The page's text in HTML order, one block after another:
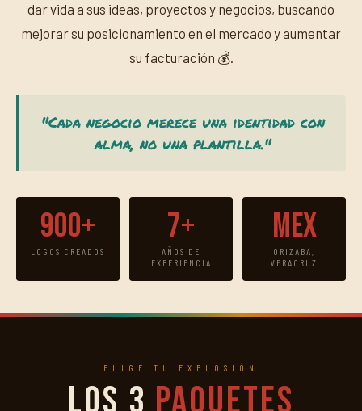
dar vida a sus ideas, proyectos y negocios, buscando
mejorar su posicionamiento en el mercado y aumentar
su facturación 💰.
"Cada negocio merece una identidad con
alma, no una plantilla."
900+
LOGOS CREADOS
7+
AÑOS DE
EXPERIENCIA
Mex
ORIZABA,
VERACRUZ
ELIGE TU EXPLOSIÓN
Los 3 Paquetes